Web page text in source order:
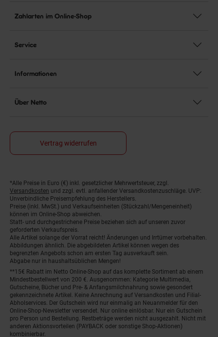
Zahlarten im Online-Shop
Service
Informationen
Über Netto
Vertrag widerrufen
Fußnoten
*Alle Preise in Euro (€) inkl. gesetzlicher Mehrwertsteuer, zzgl.
Versandkosten und zzgl. evtl. anfallender Versandkostenzuschläge. UVP:
Unverbindliche Preisempfehlung des Herstellers.
Preise (inkl. MwSt.) und Verkaufseinheiten (Stückzahl/Mengeneinheit)
können im Online-Shop abweichen.
Statt- und durchgestrichene Preise beziehen sich auf unseren zuvor
geforderten Verkaufspreis.
Alle Artikel solange der Vorrat reicht! Änderungen und Irrtümer vorbehalten.
Abbildungen ähnlich. Die abgebildeten Artikel können wegen des
begrenzten Angebots schon am ersten Tag ausverkauft sein.
Abgabe nur in haushaltsüblichen Mengen!
**15€ Rabatt im Netto Online-Shop auf das komplette Sortiment ab einem
Mindestbestellwert von 200 €. Ausgenommen: Kategorie Multimedia,
Gutscheine, Bücher und Pre- & Anfangsmilchnahrung sowie gesondert
gekennzeichnete Artikel. Keine Anrechnung auf Versandkosten und Filial-
Abholservices. Der Gutschein wird nur einmalig an Neuanmelder für den
Online-Shop-Newsletter versendet. Nur online einlösbar. Nur ein Gutschein
pro Person und Bestellung. Restbeträge werden nicht ausgezahlt. Nicht mit
anderen Aktionsvorteilen (PAYBACK oder sonstige Shop-Aktionen)
kombinierbar.